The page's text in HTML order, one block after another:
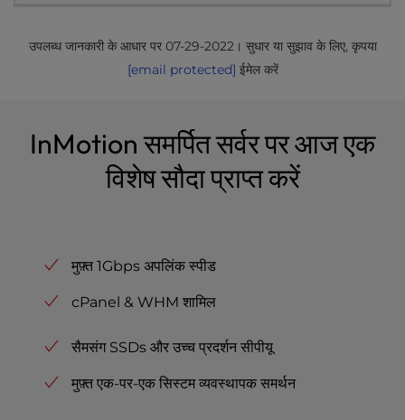
उपलब्ध जानकारी के आधार पर 07-29-2022। सुधार या सुझाव के लिए, कृपया
[email protected] ईमेल करें
InMotion समर्पित सर्वर पर आज एक
विशेष सौदा प्राप्त करें
मुफ़्त 1Gbps अपलिंक स्पीड
cPanel & WHM शामिल
सैमसंग SSDs और उच्च प्रदर्शन सीपीयू
मुफ़्त एक-पर-एक सिस्टम व्यवस्थापक समर्थन